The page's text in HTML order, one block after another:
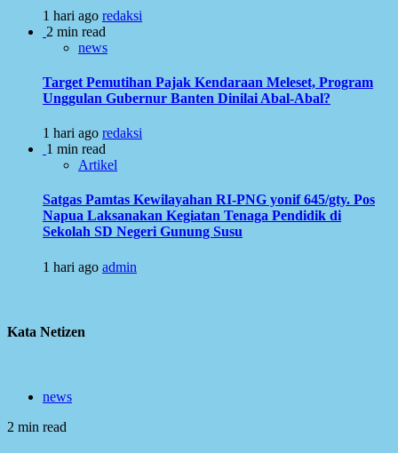
1 hari ago redaksi
2 min read
news
Target Pemutihan Pajak Kendaraan Meleset, Program
Unggulan Gubernur Banten Dinilai Abal-Abal?
1 hari ago redaksi
1 min read
Artikel
Satgas Pamtas Kewilayahan RI-PNG yonif 645/gty. Pos
Napua Laksanakan Kegiatan Tenaga Pendidik di
Sekolah SD Negeri Gunung Susu
1 hari ago admin
Kata Netizen
news
2 min read